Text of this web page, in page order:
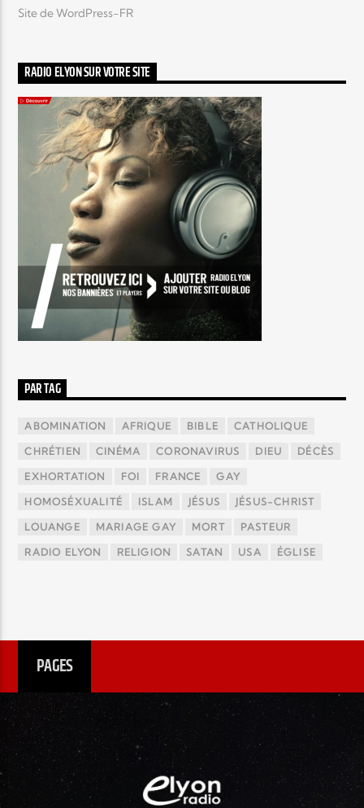
Site de WordPress-FR
RADIO ELYON SUR VOTRE SITE
PAR TAG
ABOMINATION AFRIQUE BIBLE CATHOLIQUE
CHRÉTIEN CINÉMA CORONAVIRUS DIEU DÉCÈS
EXHORTATION FOI FRANCE GAY
HOMOSÉXUALITÉ ISLAM JÉSUS JÉSUS-CHRIST
LOUANGE MARIAGE GAY MORT PASTEUR
RADIO ELYON RELIGION SATAN USA ÉGLISE
PAGES